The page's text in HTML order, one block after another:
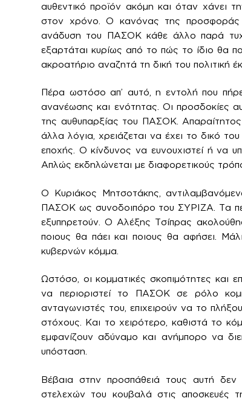
αυθεντικό προϊόν ακόμη και όταν χάνει
στον χρόνο. Ο κανόνας της προσφοράς
ανάδυση του ΠΑΣΟΚ κάθε άλλο παρά
εξαρτάται κυρίως από το πώς το ίδιο θα
ακροατήριο αναζητά τη δική του πολιτική
Πέρα ωστόσο απ’ αυτό, η εντολή που
ανανέωσης και ενότητας. Οι προσδοκίες
της αυθυπαρξίας του ΠΑΣΟΚ.
άλλα λόγια, χρειάζεται να έχει το δικό
εποχής. Ο κίνδυνος να ευνουχιστεί ή να
Απλώς εκδηλώνεται με διαφορετικούς
Ο Κυριάκος Μητσοτάκης,
ΠΑΣΟΚ ως συνοδοιπόρο του ΣΥΡΙΖΑ. Τα
εξυπηρετούν. Ο Αλέξης Τσίπρας
ποιους θα πάει και ποιους θα αφήσει.
κυβερνών κόμμα.
Ωστόσο, οι κομματικές σκοπιμότητες και
να περιοριστεί το ΠΑΣΟΚ σε ρόλο
ανταγωνιστές του, επιχειρούν να το
στόχους. Και το χειρότερο, καθιστά το
εμφανίζουν αδύναμο και ανήμπορο να
υπόσταση.
Βέβαια στην προσπάθειά τους αυτή δεν
στελεχών του κουβαλά στις αποσκευές